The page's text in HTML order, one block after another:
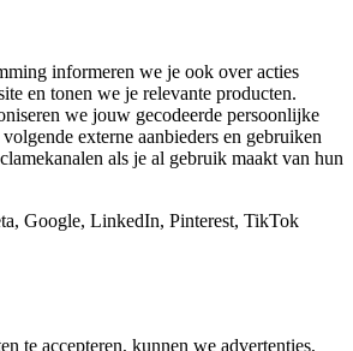
informeren we je ook over acties
en tonen we je relevante producten.
we jouw gecodeerde persoonlijke
externe aanbieders en gebruiken
als je al gebruik maakt van hun
Google, LinkedIn, Pinterest, TikTok
te accepteren, kunnen we advertenties,